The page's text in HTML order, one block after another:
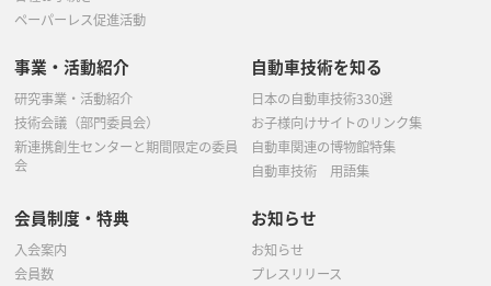
ペーパーレス促進活動
事業・活動紹介
研究事業・活動紹介
技術会議（部門委員会）
新連携創生センターと期間限定の委員
会
自動車技術を知る
日本の自動車技術330選
お子様向けサイトのリンク集
自動車関連の博物館特集
自動車技術 用語集
会員制度・特典
入会案内
会員数
お知らせ
お知らせ
プレスリリース